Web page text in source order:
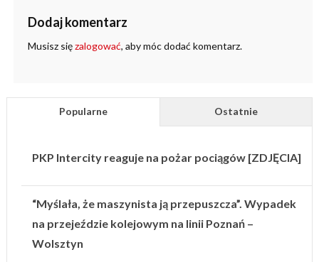
Dodaj komentarz
Musisz sięzalogować, aby móc dodać komentarz.
Popularne Ostatnie
PKP Intercity reaguje na pożar pociągów [ZDJĘCIA]
“Myślała, że maszynista ją przepuszcza”. Wypadek
na przejeździe kolejowym na linii Poznań –
Wolsztyn